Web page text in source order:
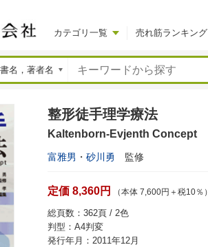
カテゴリ一覧 売れ筋ランキング
整形徒手理学療法
Kaltenborn-Evjenth Concept
富雅男 ・ 砂川勇 監修
定価 8,360円 （本体 7,600円＋税10％）
総頁数：362頁 / 2色
判型：A4判変
発行年月：2011年12月